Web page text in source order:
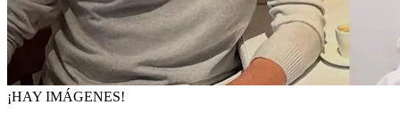
¡HAY IMÁGENES!